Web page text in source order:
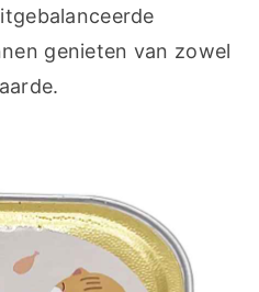
genieten van zowel